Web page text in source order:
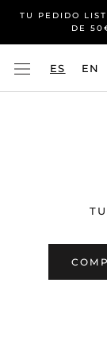
contenido
TU PEDIDO
DE
ES EN